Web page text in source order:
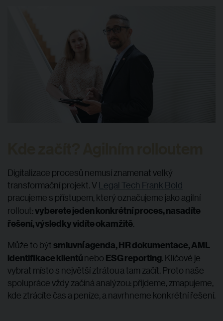
Digitalizace procesů nemusí znamenat velký
transformační projekt. VLegal Tech Frank Bold
pracujeme s přístupem, který označujeme jako agilní
rollout:vyberete jeden konkrétní proces, nasadíte
řešení, výsledky vidíte okamžitě.
Může to býtsmluvní agenda, HR dokumentace, AML
identifikace klientůnebo ESG reporting. Klíčové je
vybrat místo s největší ztrátou a tam začít. Proto naše
spolupráce vždy začíná analýzou: přijdeme, zmapujeme,
kde ztrácíte čas a peníze, a navrhneme konkrétní řešení.